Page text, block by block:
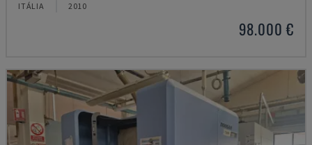
ITÁLIA 2010
98.000 €